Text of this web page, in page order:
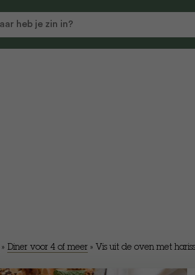
» Diner voor 4 of meer » Vis uit de oven met